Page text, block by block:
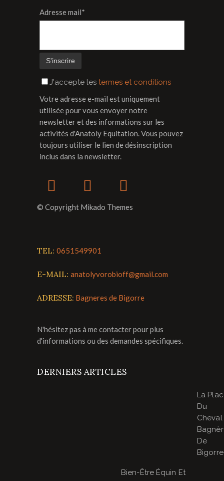
Adresse mail*
J'accepte les termes et conditions
Votre adresse e-mail est uniquement
utilisée pour vous envoyer notre
newsletter et des informations sur les
activités d'Anatoly Equitation. Vous pouvez
toujours utiliser le lien de désinscription
inclus dans la newsletter.
© Copyright Mikado Themes
TEL: 0651549901
E-MAIL: anatolyvorobioff@gmail.com
ADRESSE: Bagneres de Bigorre
N'hésitez pas à me contacter pour plus
d'informations ou des demandes spécifiques.
DERNIERS ARTICLES
La
Du
Cheval
De
Bigorre
Bien-Être Équin Et